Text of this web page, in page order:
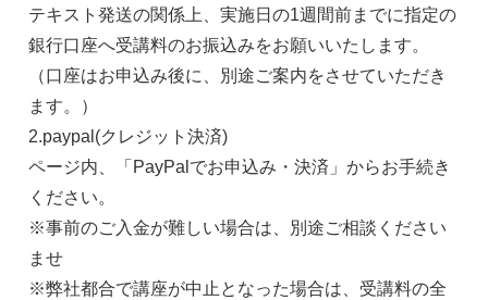
テキスト発送の関係上、実施日の1週間前までに指定の
銀行口座へ受講料のお振込みをお願いいたします。
（口座はお申込み後に、別途ご案内をさせていただき
ます。）
2.paypal(クレジット決済)
ページ内、「PayPalでお申込み・決済」からお手続き
ください。
※事前のご入金が難しい場合は、別途ご相談ください
ませ
※弊社都合で講座が中止となった場合は、受講料の全